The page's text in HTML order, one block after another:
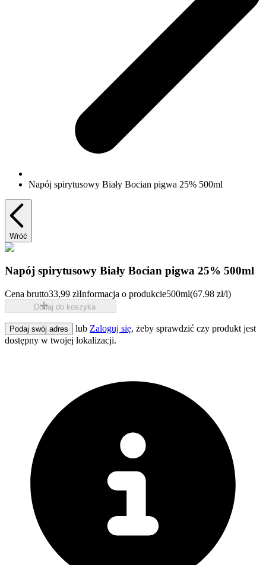
Napój spirytusowy Biały Bocian pigwa 25% 500ml
Wróć
Napój spirytusowy Biały Bocian pigwa 25% 500ml
Cena brutto33,99 złInformacja o produkcie500ml(67.98 zł/l)
Dodaj do koszyka
Podaj swój adres lub Zaloguj się, żeby sprawdzić czy produkt jest
dostępny w twojej lokalizacji.